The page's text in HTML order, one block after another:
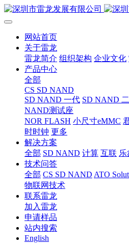
网站首页
关于雷龙
雷龙简介 组织架构 企业文化
产品中心
全部
CS SD NAND
SD NAND 一代 SD NAND
NAND测试座
NOR FLASH 小尺寸eMMC
时时钟 更多
解决方案
全部 SD NAND 计算 互联 乐
技术问答
全部 CS SD NAND ATO
物联网技术
联系雷龙
加入雷龙
申请样品
站内搜索
English